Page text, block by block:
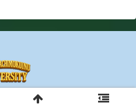
くいぬの数学大学.